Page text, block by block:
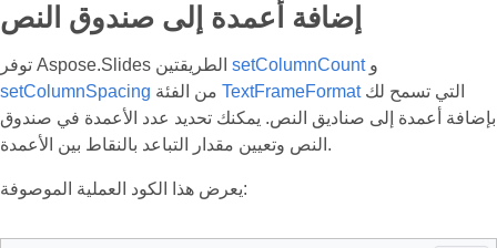
إضافة أعمدة إلى صندوق النص
setColumnCount و
setColumnSpacing
TextFrameFormatالتي تسمح لك
بإضافة أعمدة إلى صناديق النص. يمكنك تحديد عدد الأعمدة في صندوق
النص وتعيين مقدار التباعد بالنقاط بين الأعمدة.
يعرض هذا الكود العملية الموصوفة: